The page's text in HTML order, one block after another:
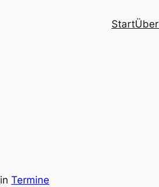
StartÜber
in Termine